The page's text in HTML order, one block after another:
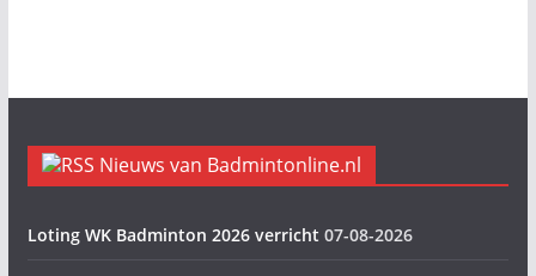
Nieuws van Badmintonline.nl
Loting WK Badminton 2026 verricht 07-08-2026